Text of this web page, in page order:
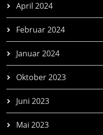
April 2024
Februar 2024
Januar 2024
Oktober 2023
Juni 2023
Mai 2023